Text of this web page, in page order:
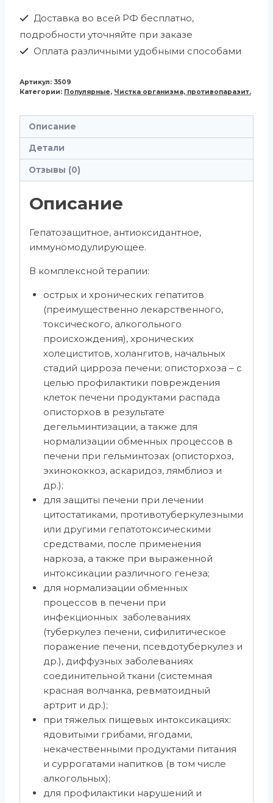
Доставка во всей РФ бесплатно,
подробности уточняйте при заказе
Оплата различными удобными способами
Артикул: 3509
Категории: Популярные, Чистка организма, противопаразит.
Описание
Детали
Отзывы (0)
Описание
Гепатозащитное, антиоксидантное,
иммуномодулирующее.
В комплексной терапии:
острых и хронических гепатитов
(преимущественно лекарственного,
токсического, алкогольного
происхождения), хронических
холециститов, холангитов, начальных
стадий цирроза печени; описторхоза – с
целью профилактики повреждения
клеток печени продуктами распада
описторхов в результате
дегельминтизации, а также для
нормализации обменных процессов в
печени при гельминтозах (описторхоз,
эхинококкоз, аскаридоз, лямблиоз и
др.);
для защиты печени при лечении
цитостатиками, противотуберкулезными
или другими гепатотоксическими
средствами, после применения
наркоза, а также при выраженной
интоксикации различного генеза;
для нормализации обменных
процессов в печени при
инфекционных заболеваниях
(туберкулез печени, сифилитическое
поражение печени, псевдотуберкулез и
др.), диффузных заболеваниях
соединительной ткани (системная
красная волчанка, ревматоидный
артрит и др.);
при тяжелых пищевых интоксикациях:
ядовитыми грибами, ягодами,
некачественными продуктами питания
и суррогатами напитков (в том числе
алкогольных);
для профилактики нарушений и